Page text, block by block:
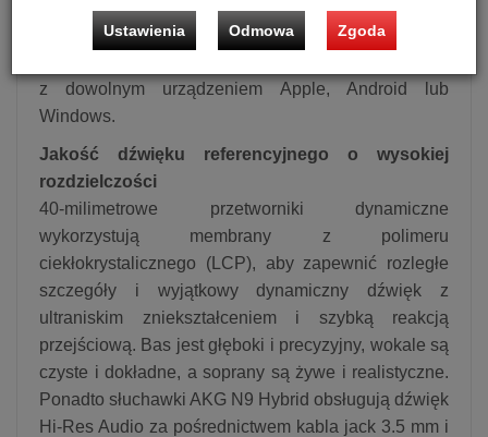
Pair i Microsoft Swift Pair zapewniają płynne
działanie podczas podłączania wielu urządzeń.
z dowolnym urządzeniem Apple, Android lub
Windows.
Jakość dźwięku referencyjnego o wysokiej
rozdzielczości
40-milimetrowe przetworniki dynamiczne
wykorzystują membrany z polimeru
ciekłokrystalicznego (LCP), aby zapewnić rozległe
szczegóły i wyjątkowy dynamiczny dźwięk z
ultraniskim zniekształceniem i szybką reakcją
przejściową. Bas jest głęboki i precyzyjny, wokale są
czyste i dokładne, a soprany są żywe i realistyczne.
Ponadto słuchawki AKG N9 Hybrid obsługują dźwięk
Hi-Res Audio za pośrednictwem kabla jack 3.5 mm i
Ustawienia Odmowa Zgoda